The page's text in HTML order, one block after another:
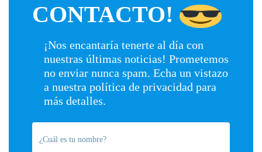
CONTACTO!
¡Nos encantaría tenerte al día con
nuestras últimas noticias! Prometemos
no enviar nunca spam. Echa un vistazo
a nuestra política de privacidad para
más detalles.